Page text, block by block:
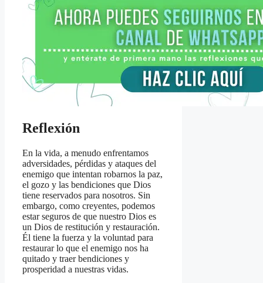
Reflexión
En la vida, a menudo enfrentamos
adversidades, pérdidas y ataques del
enemigo que intentan robarnos la paz,
el gozo y las bendiciones que Dios
tiene reservados para nosotros. Sin
embargo, como creyentes, podemos
estar seguros de que nuestro Dios es
un Dios de restitución y restauración.
Él tiene la fuerza y ​​la voluntad para
restaurar lo que el enemigo nos ha
quitado y traer bendiciones y
prosperidad a nuestras vidas.